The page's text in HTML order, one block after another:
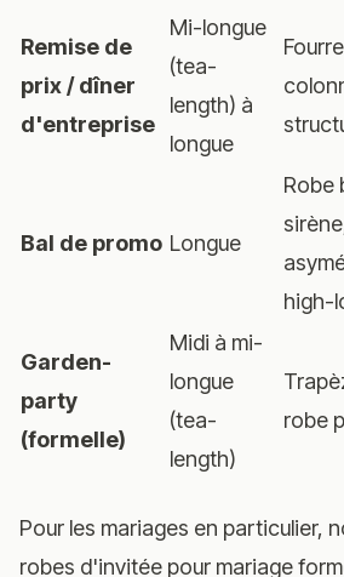
Remise de
prix / dîner
d'entreprise
Mi-longue
(tea-
length) à
longue
Bal de promo Longue
Robe
high-
Garden-
party
(formelle)
Midi à mi-
longue
(tea-
length)
robe
Pour les mariages en particulier,
robes d'invitée pour mariage